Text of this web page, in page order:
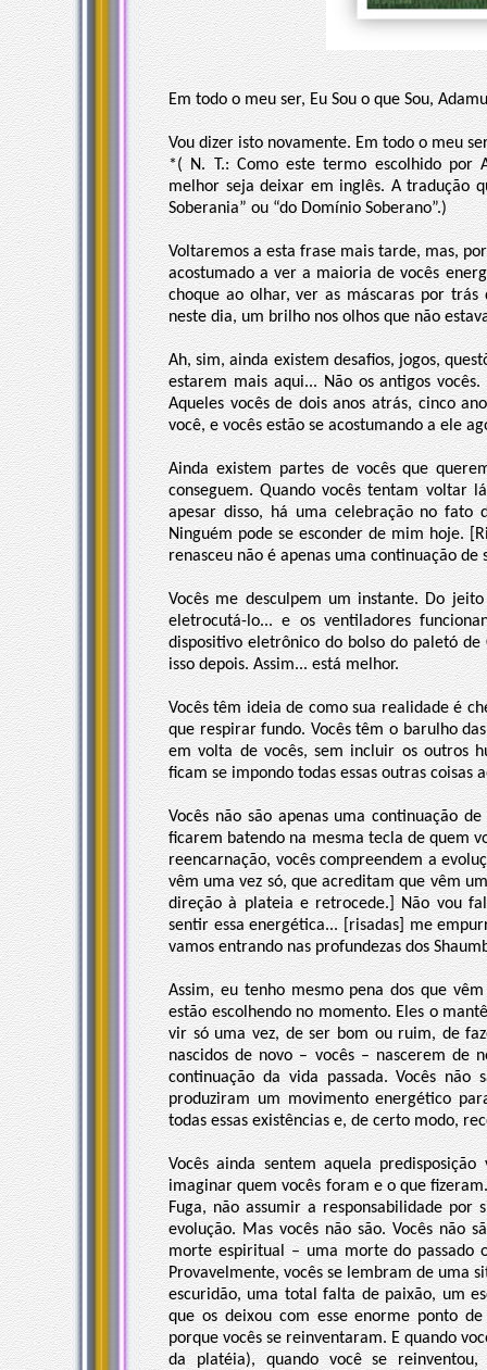
Em todo o meu ser, Eu Sou o que Sou,
Vou dizer isto novamente. Em todo o meu
*( N. T.: Como este termo escolhido por
melhor seja deixar em inglês. A tradução
Soberania” ou “do Domínio Soberano”.)
Voltaremos a esta frase mais tarde, mas,
acostumado a ver a maioria de vocês
choque ao olhar, ver as máscaras por trás
neste dia, um brilho nos olhos que não
Ah, sim, ainda existem desafios, jogos,
estarem mais aqui... Não os antigos
Aqueles vocês de dois anos atrás, cinco
você, e vocês estão se acostumando a ele
Ainda existem partes de vocês que
conseguem. Quando vocês tentam voltar
apesar disso, há uma celebração no fato
Ninguém pode se esconder de mim hoje.
renasceu não é apenas uma continuação de
Vocês me desculpem um instante. Do
eletrocutá-lo... e os ventiladores
dispositivo eletrônico do bolso do paletó de
isso depois. Assim... está melhor.
Vocês têm ideia de como sua realidade é
que respirar fundo. Vocês têm o barulho
em volta de vocês, sem incluir os outros
ficam se impondo todas essas outras coisas
Vocês não são apenas uma continuação
ficarem batendo na mesma tecla de quem
reencarnação, vocês compreendem a
vêm uma vez só, que acreditam que vêm
direção à plateia e retrocede.] Não vou
sentir essa energética... [risadas] me
vamos entrando nas profundezas dos
Assim, eu tenho mesmo pena dos que
estão escolhendo no momento. Eles o
vir só uma vez, de ser bom ou ruim, de
nascidos de novo – vocês – nascerem de
continuação da vida passada. Vocês
produziram um movimento energético
todas essas existências e, de certo modo,
Vocês ainda sentem aquela
imaginar quem vocês foram e o que
Fuga, não assumir a responsabilidade por
evolução. Mas vocês não são. Vocês não
morte espiritual – uma morte do passado
Provavelmente, vocês se lembram de uma
escuridão, uma total falta de paixão, um
que os deixou com esse enorme ponto
porque vocês se reinventaram. E quando
da platéia), quando você se